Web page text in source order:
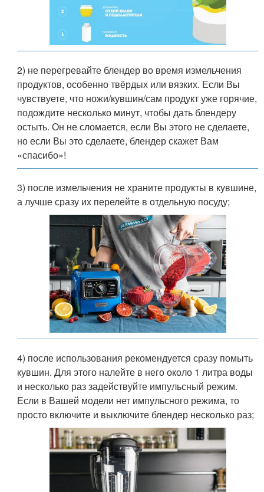
2) не перегревайте блендер во время измельчения
продуктов, особенно твёрдых или вязких. Если Вы
чувствуете, что ножи/кувшин/сам продукт уже горячие,
подождите несколько минут, чтобы дать блендеру
остыть. Он не сломается, если Вы этого не сделаете,
но если Вы это сделаете, блендер скажет Вам
«спасибо»!
3) после измельчения не храните продукты в кувшине,
а лучше сразу их перелейте в отдельную посуду;
4) после использования рекомендуется сразу помыть
кувшин. Для этого налейте в него около 1 литра воды
и несколько раз задействуйте импульсный режим.
Если в Вашей модели нет импульсного режима, то
просто включите и выключите блендер несколько раз;